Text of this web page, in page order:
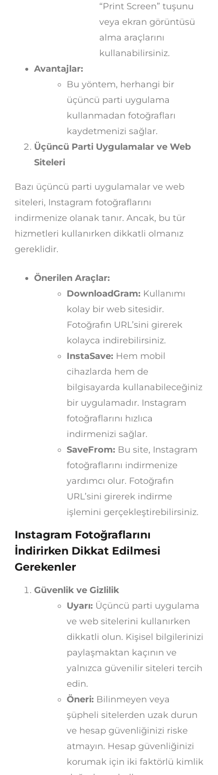
“Print Screen” tuşunu
veya ekran görüntüsü
alma araçlarını
kullanabilirsiniz.
Avantajlar:
Bu yöntem, herhangi bir
üçüncü parti uygulama
kullanmadan fotoğrafları
kaydetmenizi sağlar.
Üçüncü Parti Uygulamalar ve Web
Siteleri
Bazı üçüncü parti uygulamalar ve web
siteleri, Instagram fotoğraflarını
indirmenize olanak tanır. Ancak, bu tür
hizmetleri kullanırken dikkatli olmanız
gereklidir.
Önerilen Araçlar:
DownloadGram: Kullanımı
kolay bir web sitesidir.
Fotoğrafın URL’sini girerek
kolayca indirebilirsiniz.
InstaSave: Hem mobil
cihazlarda hem de
bilgisayarda kullanabileceğiniz
bir uygulamadır. Instagram
fotoğraflarını hızlıca
indirmenizi sağlar.
SaveFrom: Bu site, Instagram
fotoğraflarını indirmenize
yardımcı olur. Fotoğrafın
URL’sini girerek indirme
işlemini gerçekleştirebilirsiniz.
Instagram Fotoğraflarını
İndirirken Dikkat Edilmesi
Gerekenler
Güvenlik ve Gizlilik
Uyarı: Üçüncü parti uygulama
ve web sitelerini kullanırken
dikkatli olun. Kişisel bilgilerinizi
paylaşmaktan kaçının ve
yalnızca güvenilir siteleri tercih
edin.
Öneri: Bilinmeyen veya
şüpheli sitelerden uzak durun
ve hesap güvenliğinizi riske
atmayın. Hesap güvenliğinizi
korumak için iki faktörlü kimlik